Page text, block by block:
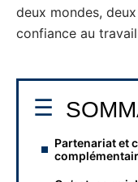
deux mondes,
confiance au
Partenariat et